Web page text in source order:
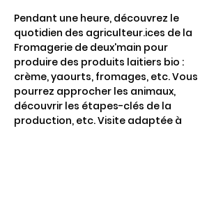
Pendant une heure, découvrez le
quotidien des agriculteur.ices de la
Fromagerie de deux'main pour
produire des produits laitiers bio :
crème, yaourts, fromages, etc. Vous
pourrez approcher les animaux,
découvrir les étapes-clés de la
production, etc. Visite adaptée à